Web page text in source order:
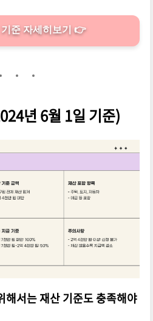
준 자세히보기 👉
년 6월 1일 기준)
해서는 재산 기준도 충족해야